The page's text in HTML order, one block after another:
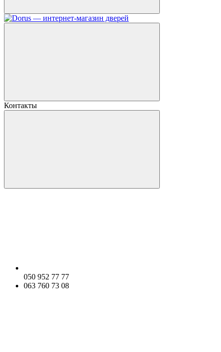
Контакты
050 952 77 77
063 760 73 08